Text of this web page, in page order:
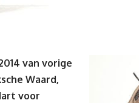
van vorige
Waard,
voor